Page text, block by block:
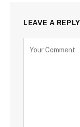
LEAVE A REPLY